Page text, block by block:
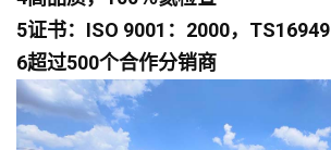
5证书：ISO 9001：2000，TS16949
6超过500个合作分销商